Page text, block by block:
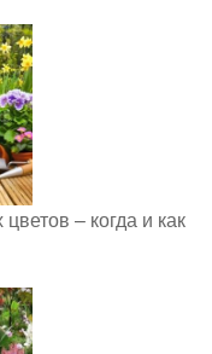
– когда и как